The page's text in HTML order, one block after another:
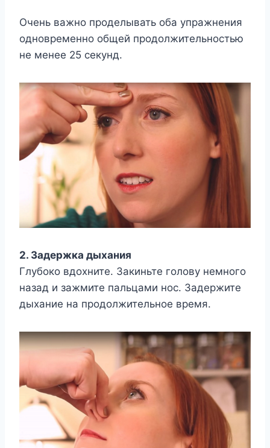
Очень важно проделывать оба упражнения
одновременно общей продолжительностью
не менее 25 секунд.
2. Задержка дыхания
Глубоко вдохните. Закиньте голову немного
назад и зажмите пальцами нос. Задержите
дыхание на продолжительное время.